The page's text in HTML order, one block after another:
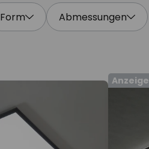
Form Abmessungen
Anzeige